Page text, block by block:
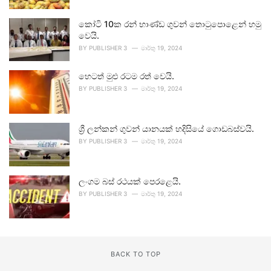
කෝටි 10ක රන් භාණ්ඩ ගුවන් තොටුපොළෙන් හමු
වෙයි.
BY PUBLISHER 3 මාර්තු 19, 2024
හෙටත් මුළු රටම රත් වෙයි.
BY PUBLISHER 3 මාර්තු 19, 2024
ශ්‍රී ලන්කන් ගුවන් යානයක් හදිසියේ ගොඩබස්වයි.
BY PUBLISHER 3 මාර්තු 19, 2024
ලංගම බස් රථයක් පෙරළෙයි.
BY PUBLISHER 3 මාර්තු 19, 2024
BACK TO TOP